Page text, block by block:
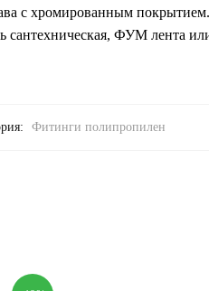
с хромированным
сантехническая, ФУМ лента
Фитинги полипропилен